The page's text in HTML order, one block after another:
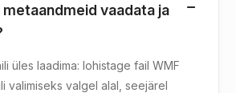
metaandmeid vaadata ja
üles laadima: lohistage fail WMF
valimiseks valgel alal, seejärel